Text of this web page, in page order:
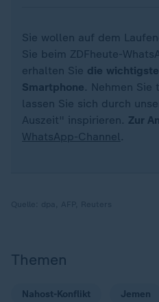
Sie wollen auf dem
Sie beim ZDFheute-
erhalten Sie die
Smartphone. Nehmen Sie
lassen Sie sich durch
Auszeit" inspirieren. Zur
WhatsApp-Channel.
Themen
Nahost-Konflikt Jemen